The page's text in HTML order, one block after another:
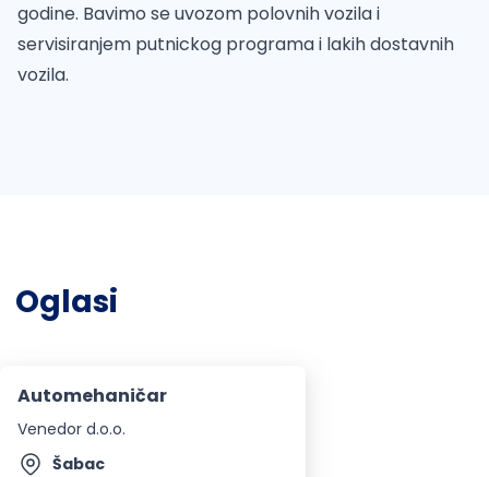
godine. Bavimo se uvozom polovnih vozila i
servisiranjem putnickog programa i lakih dostavnih
vozila.
Oglasi
Automehaničar
Venedor d.o.o.
Šabac